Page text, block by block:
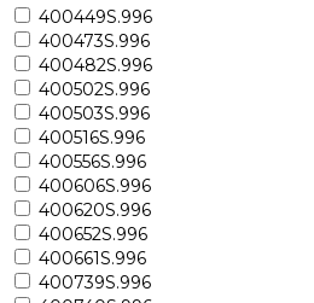
400449S.996
400473S.996
400482S.996
400502S.996
400503S.996
400516S.996
400556S.996
400606S.996
400620S.996
400652S.996
400661S.996
400739S.996